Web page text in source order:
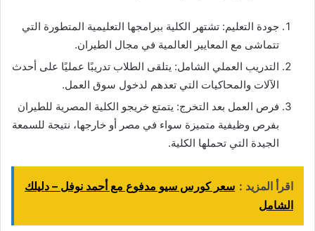
جودة التعليم: تشتهر الكلية ببرامجها التعليمية المتطورة التي
تتماشى مع المعايير العالمية في مجال الطيران.
التدريب العملي الشامل: يتلقى الطلاب تدريبًا عمليًا على أحدث
الآلات والمحاكيات التي تعدهم لدخول سوق العمل.
فرص العمل بعد التخرج: يتمتع خريجو الكلية المصرية للطيران
بفرص وظيفية متميزة سواء في مصر أو خارجها، نتيجة للسمعة
الجيدة التي تحملها الكلية.
اقرأ المزيد : سعر كورس سيو مدفوع مع أحمد نوفل – دليلك
الشامل